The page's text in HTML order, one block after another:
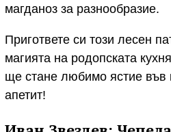
магданоз за разнообразие.
Пригответе си този лесен
магията на родопската
ще стане любимо ястие
апетит!